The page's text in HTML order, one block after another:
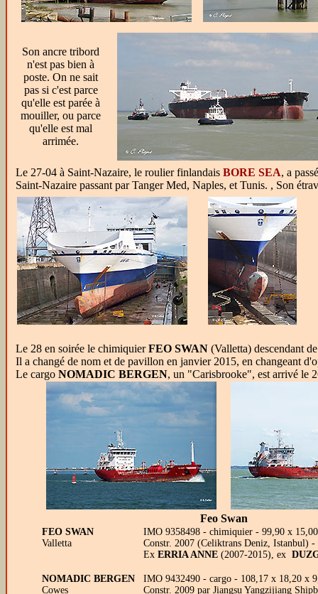
Son ancre tribord
n'est pas bien à
poste. On ne sait
pas si c'est parce
qu'elle est parée à
mouiller, ou parce
qu'elle est mal
arrimée.
Le 27-04 à Saint-Nazaire, le roulier finlandais BORE SEA, a
Saint-Nazaire passant par Tanger Med, Naples, et Tunis. , Son
Le 28 en soirée le chimiquierFEO SWAN (Valletta) descendant
Il a changé de nom et de pavillon en janvier 2015, en changeant
Le cargo NOMADIC BERGEN, un "Carisbrooke", est arrivé le
Feo Swan
FEO SWAN
Valletta
IMO 9358498 - chimiquier - 99,90 x
Constr. 2007 (Celiktrans Deniz, Istanbul)
Ex ERRIA ANNE (2007-2015), ex
NOMADIC BERGEN
Cowes
IMO 9432490 - cargo - 108,17 x 18,20 x
Constr. 2009 par Jiangsu Yangzijiang